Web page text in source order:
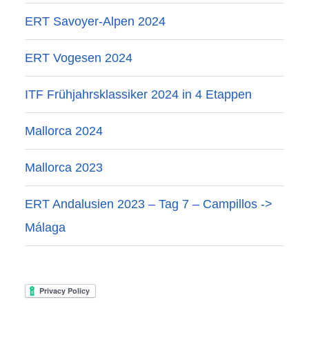
ERT Savoyer-Alpen 2024
ERT Vogesen 2024
ITF Frühjahrsklassiker 2024 in 4 Etappen
Mallorca 2024
Mallorca 2023
ERT Andalusien 2023 – Tag 7 – Campillos ->
Málaga